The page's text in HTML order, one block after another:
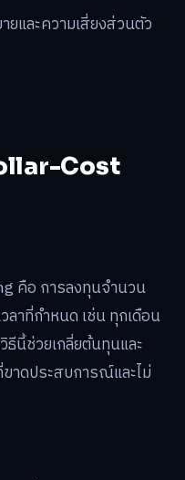
ยและความเสี่ยงส่วนตัว
Cost
คือ การลงทุนจำนวน
ลาที่กำหนด เช่น ทุกเดือน
นี้ช่วยเกลี่ยต้นทุนและ
าดประสบการณ์และไม่